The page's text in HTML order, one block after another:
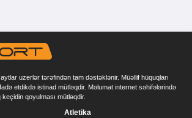
uzerlər tərəfindən tam dəstəklənir. Müəllif hüquqları
etdikdə istinad mütləqdir. Məlumat internet səhifələrində
qoyulması mütləqdir.
Atletika